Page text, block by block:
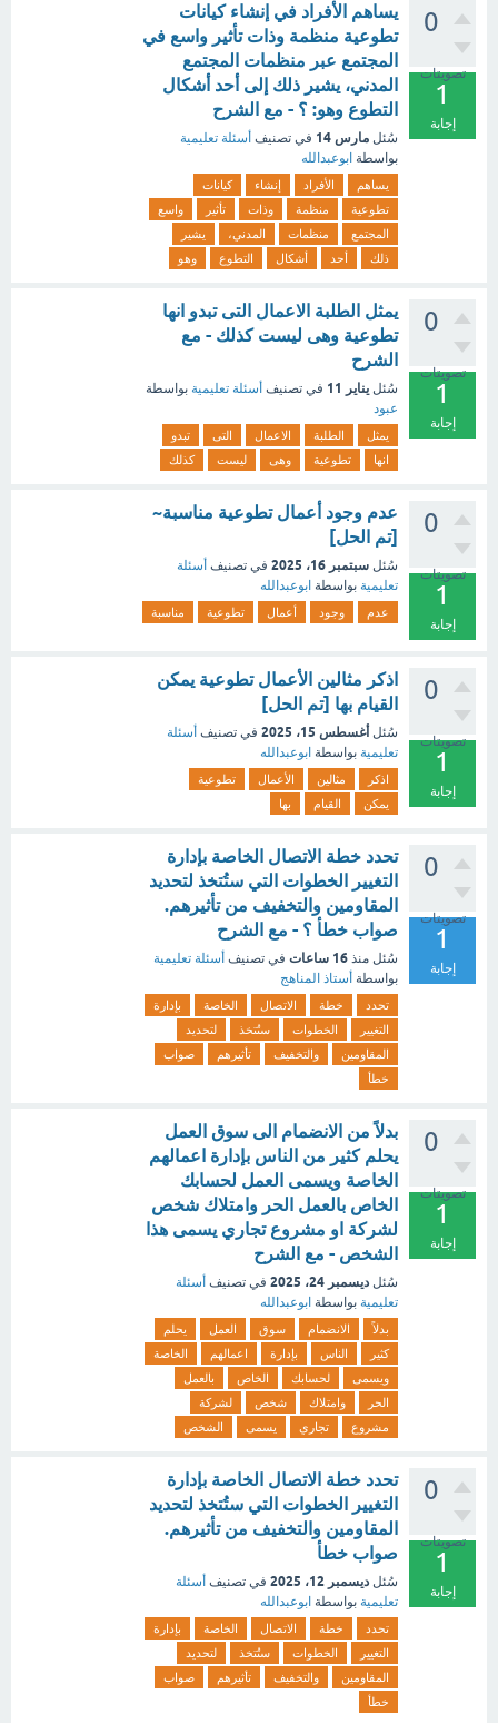
0
تصويتات
1
إجابة
يساهم الأفراد في إنشاء كيانات
تطوعية منظمة وذات تأثير واسع في
المجتمع عبر منظمات المجتمع
المدني، يشير ذلك إلى أحد أشكال
التطوع وهو: ؟ - مع الشرح
سُئل مارس 14 في تصنيف أسئلة تعليمية
بواسطة ابوعبدالله
يساهم الأفراد إنشاء
كيانات
تطوعية
منظمة وذات تأثير
واسع
المجتمع
منظمات المدني،
يشير
ذلك
أحد أشكال التطوع وهو
0
تصويتات
1
إجابة
يمثل الطلبة الاعمال التى تبدو انها
تطوعية وهى ليست كذلك - مع
الشرح
سُئل يناير 11 في تصنيف أسئلة تعليمية بواسطة
عبود
يمثل الطلبة الاعمال التى
تبدو
انها
تطوعية وهى ليست كذلك
0
تصويتات
1
إجابة
عدم وجود أعمال تطوعية مناسبة~
[تم الحل]
سُئل سبتمبر 16، 2025 في تصنيف أسئلة
تعليمية بواسطة ابوعبدالله
عدم وجود أعمال تطوعية مناسبة
0
تصويتات
1
إجابة
اذكر مثالين الأعمال تطوعية يمكن
القيام بها [تم الحل]
سُئل أغسطس 15، 2025 في تصنيف أسئلة
تعليمية بواسطة ابوعبدالله
اذكر مثالين الأعمال
تطوعية
يمكن
القيام بها
0
تصويتات
1
إجابة
تحدد خطة الاتصال الخاصة بإدارة
التغيير الخطوات التي ستُتخذ لتحديد
المقاومين والتخفيف من تأثيرهم.
صواب خطأ ؟ - مع الشرح
سُئل منذ 16 ساعات في تصنيف أسئلة تعليمية
بواسطة أستاذ المناهج
تحدد خطة الاتصال الخاصة
بإدارة
التغيير
الخطوات ستُتخذ
لتحديد
المقاومين
والتخفيف تأثيرهم
صواب
خطأ
0
تصويتات
1
إجابة
بدلاً من الانضمام الى سوق العمل
يحلم كثير من الناس بإدارة اعمالهم
الخاصة ويسمى العمل لحسابك
الخاص بالعمل الحر وامتلاك شخص
لشركة او مشروع تجاري يسمى هذا
الشخص - مع الشرح
سُئل ديسمبر 24، 2025 في تصنيف أسئلة
تعليمية بواسطة ابوعبدالله
بدلاً الانضمام سوق العمل
يحلم
كثير
الناس بإدارة اعمالهم
الخاصة
ويسمى
لحسابك الخاص
بالعمل
الحر
وامتلاك شخص
لشركة
مشروع
تجاري يسمى الشخص
0
تصويتات
1
إجابة
تحدد خطة الاتصال الخاصة بإدارة
التغيير الخطوات التي ستُتخذ لتحديد
المقاومين والتخفيف من تأثيرهم.
صواب خطأ
سُئل ديسمبر 12، 2025 في تصنيف أسئلة
تعليمية بواسطة ابوعبدالله
تحدد خطة الاتصال الخاصة
بإدارة
التغيير
الخطوات ستُتخذ
لتحديد
المقاومين
والتخفيف تأثيرهم
صواب
خطأ